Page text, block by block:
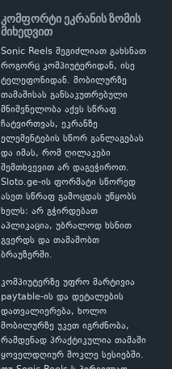
კომფორტი ეკრანის ზომის
მიხედვით
Sonic Reels შეგიძლიათ გახსნათ
როგორც კომპიუტერიდან, ისე
ტელეფონიდან. მობილურზე
თამაშისას განსაკუთრებული
მნიშვნელობა აქვს სწრაფ
ჩატვირთვას, ეკრანზე
ელემენტების სწორ განლაგებას
და იმას, რომ ღილაკები
შემთხვევით არ დაგეჭიროთ.
Sloto.ge-ის ფორმატი სწორედ
ასეთ სწრაფ გამოცდას უწყობს
ხელს: არ გჭირდებათ
აპლიკაცია, უბრალოდ ხსნით
გვერდს და თამაშობთ
ბრაუზერში.
კომპიუტერზე უფრო მარტივია
paytable-ის და დეტალების
დათვალიერება, ხოლო
მობილურზე უკეთ იგრძნობა,
რამდენად პრაქტიკულია თამაში
ყოველდღიურ მოკლე სესიებში.